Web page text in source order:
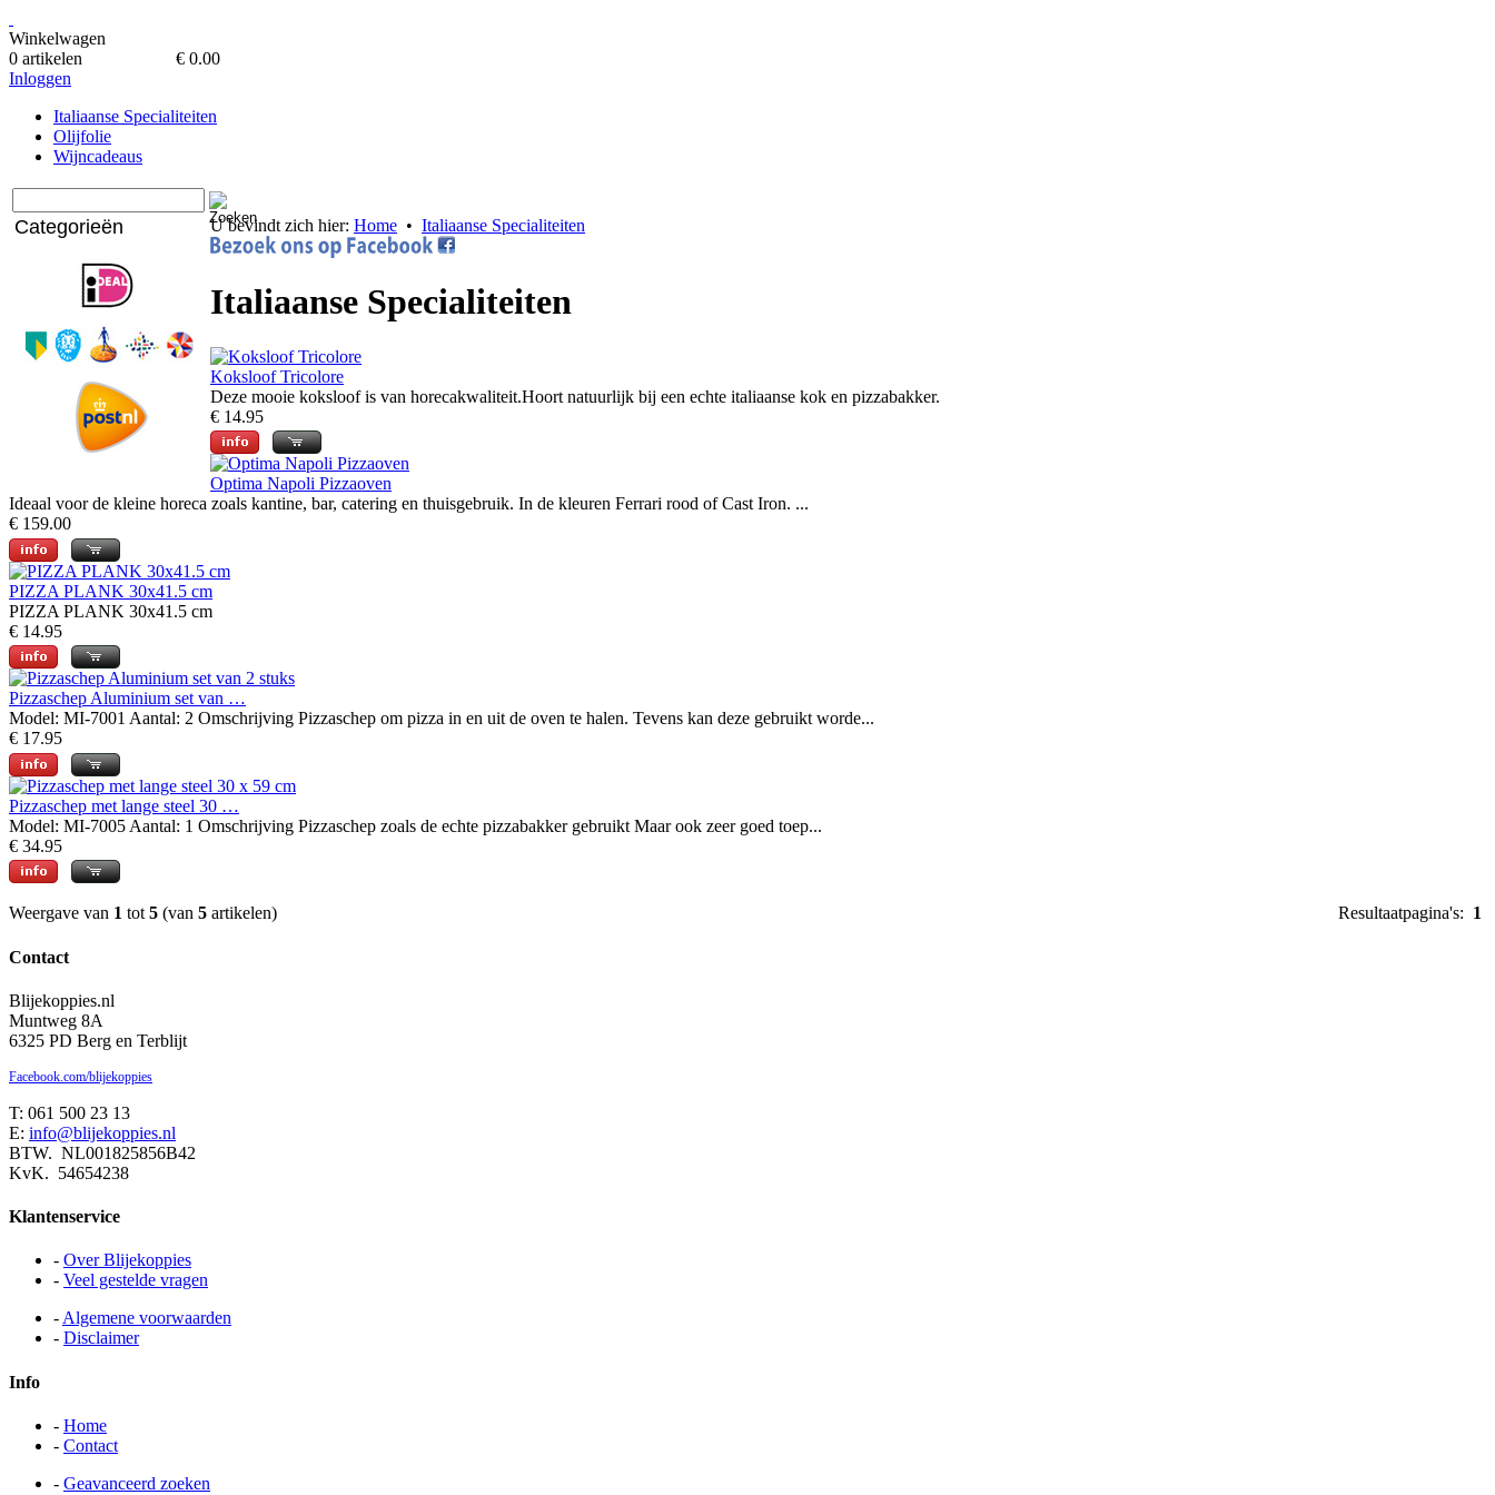
Winkelwagen
0 artikelen
€ 0.00
Inloggen
Italiaanse Specialiteiten
Olijfolie
Wijncadeaus
Categorieën U bevindt zich hier: Home • Italiaanse Specialiteiten
Italiaanse Specialiteiten
Koksloof Tricolore
Deze mooie koksloof is van horecakwaliteit.Hoort natuurlijk bij een echte italiaanse kok en pizzabakker.
€ 14.95
Optima Napoli Pizzaoven
Ideaal voor de kleine horeca zoals kantine, bar, catering en thuisgebruik. In de kleuren Ferrari rood of Cast Iron. ...
€ 159.00
PIZZA PLANK 30x41.5 cm
PIZZA PLANK 30x41.5 cm
€ 14.95
Pizzaschep Aluminium set van …
Model: MI-7001 Aantal: 2 Omschrijving Pizzaschep om pizza in en uit de oven te halen. Tevens kan deze gebruikt worde...
€ 17.95
Pizzaschep met lange steel 30 …
Model: MI-7005 Aantal: 1 Omschrijving Pizzaschep zoals de echte pizzabakker gebruikt Maar ook zeer goed toep...
€ 34.95
Weergave van 1 tot 5 (van 5 artikelen) Resultaatpagina's: 1
Contact
Blijekoppies.nl
Muntweg 8A
6325 PD Berg en Terblijt
Facebook.com/blijekoppies
T: 061 500 23 13
E: info@blijekoppies.nl
BTW. NL001825856B42
KvK. 54654238
Klantenservice
- Over Blijekoppies
- Veel gestelde vragen
-Algemene voorwaarden
- Disclaimer
Info
- Home
- Contact
- Geavanceerd zoeken